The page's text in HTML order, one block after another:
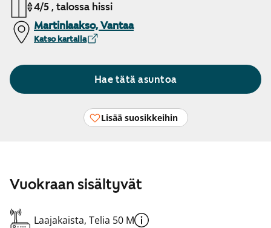
4/5 , talossa hissi
Martinlaakso, Vantaa
Katso kartalla
Hae tätä asuntoa
Lisää suosikkeihin
Vuokraan sisältyvät
Laajakaista, Telia 50 M